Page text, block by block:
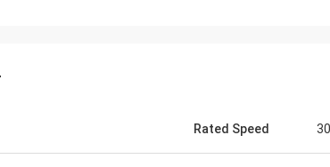
Rated Speed